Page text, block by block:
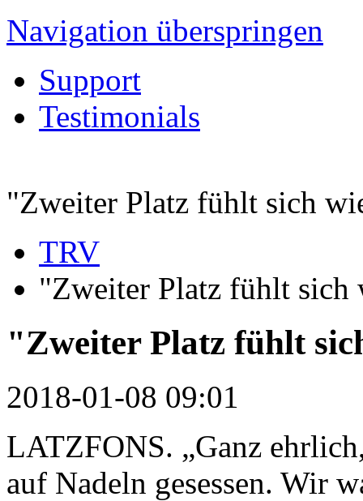
Navigation überspringen
Support
Testimonials
"Zweiter Platz fühlt sich
TRV
"Zweiter Platz fühlt sich
"Zweiter Platz fühlt
2018-01-08 09:01
LATZFONS. „Ganz
auf Nadeln gesessen. Wir